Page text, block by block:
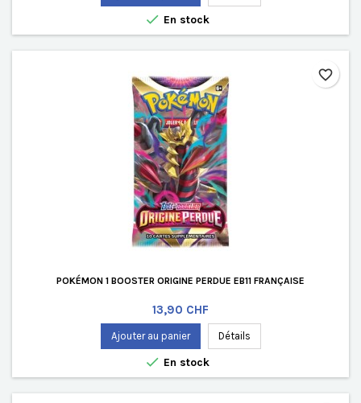
 En stock
POKÉMON 1 BOOSTER ORIGINE PERDUE EB11 FRANÇAISE
Prix
13,90 CHF
Ajouter au panier Détails
 En stock
favorite_border